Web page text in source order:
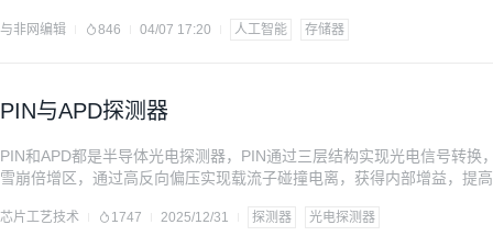
陷检测能力带来了显著压力。SEMVision™ G9通过在高速度下支持更多
与非网编辑 846 04/07 17:20 人工智能 存储器
PIN与APD探测器
PIN和APD都是半导体光电探测器，PIN通过三层结构实现光电信号转换
雪崩倍增区，通过高反向偏压实现载流子碰撞电离，获得内部增益，提
芯片工艺技术 1747 2025/12/31 探测器 光电探测器